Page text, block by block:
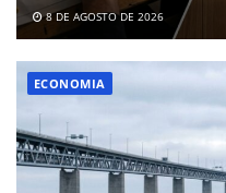
8 DE AGOSTO DE 2026
ECONOMIA